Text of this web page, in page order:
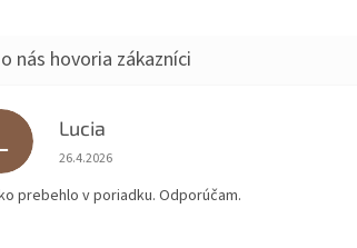
Lucia
Hodnotenie obchodu je 5 z 5 hviezdičiek.
26.4.2026
prebehlo v poriadku. Odporúčam.